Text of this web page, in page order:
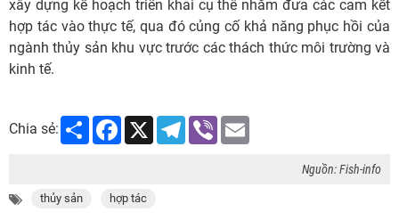
xây dựng kế hoạch triển khai cụ thể nhằm đưa các cam kết
hợp tác vào thực tế, qua đó củng cố khả năng phục hồi của
ngành thủy sản khu vực trước các thách thức môi trường và
kinh tế.
Chia sẻ: Share Facebook
X Telegram
Viber
Nguồn: Fish-info
thủy sản hợp tác